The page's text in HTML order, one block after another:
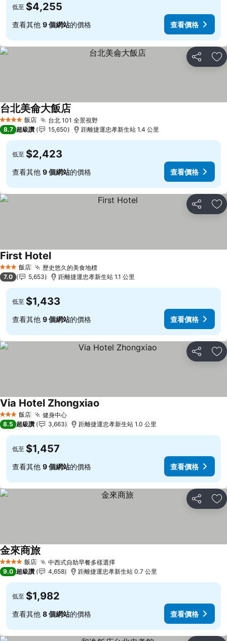
低至 $4,255
查看其他 9 個網站的價格 查看價格
分享 加
4 星級 飯店 台北 101 全景視野查看價格
台北美侖大飯店
8.7 超級讚 15,650 距離捷運忠孝新生站 1.4 公里
低至 $2,423
查看其他 9 個網站的價格 查看價格
分享 加
3 星級 飯店 歷史悠久的美食地標查看價格
First Hotel查看價格
7.0 5,653 距離捷運忠孝新生站 1.1 公里
低至 $1,433
查看其他 9 個網站的價格 查看價格
分享 加
3 星級 飯店 健身中心查看價格
Via Hotel Zhongxiao
8.5 超級讚 3,663 距離捷運忠孝新生站 1.0 公里
低至 $1,457
查看其他 9 個網站的價格 查看價格
分享 加
4 星級 飯店 中西式自助早餐多樣選擇查看價格
金來商旅查看價格
9.0 超級讚 4,658 距離捷運忠孝新生站 0.7 公里
低至 $1,982
查看其他 8 個網站的價格 查看價格